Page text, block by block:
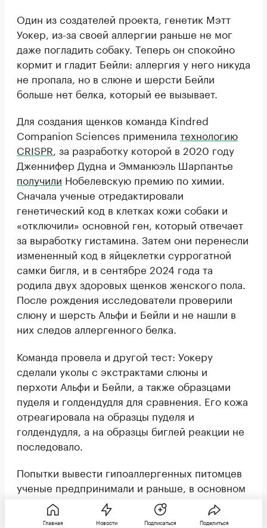
Один из создателей проекта, генетик Мэтт
Уокер, из-за своей аллергии раньше не мог
даже погладить собаку. Теперь он спокойно
кормит и гладит Бейли: аллергия у него никуда
не пропала, но в слюне и шерсти Бейли
больше нет белка, который ее вызывает.
Для создания щенков команда Kindred
Companion Sciences применила технологию
CRISPR , за разработку которой в 2020 году
Дженнифер Дудна и Эмманюэль Шарпантье
получили Нобелевскую премию по химии.
Сначала ученые отредактировали
генетический код в клетках кожи собаки и
«отключили» основной ген, который отвечает
за выработку гистамина. Затем они перенесли
измененный код в яйцеклетки суррогатной
самки бигля, и в сентябре 2024 года та
родила двух здоровых щенков женского пола.
После рождения исследователи проверили
слюну и шерсть Альфи и Бейли и не нашли в
них следов аллергенного белка.
Команда провела и другой тест: Уокеру
сделали уколы с экстрактами слюны и
перхоти Альфи и Бейли, а также образцами
пуделя и голдендудля для сравнения. Его кожа
отреагировала на образцы пуделя и
голдендудля, а на образцы биглей реакции не
последовало.
Попытки вывести гипоаллергенных питомцев
ученые предпринимали и раньше, в основном
с помощью клонирования, но такие щенки
получались слабыми и слишком похожими
Главная Новости Подписаться Поделиться